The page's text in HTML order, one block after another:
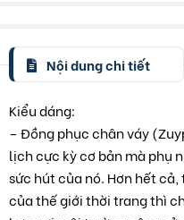
Nội dung chi tiết
Kiểu dáng:
– Đồng phục chân váy
lịch cực kỳ cơ bản mà phụ
sức hút của nó. Hơn hết
của thế giới thời trang thì